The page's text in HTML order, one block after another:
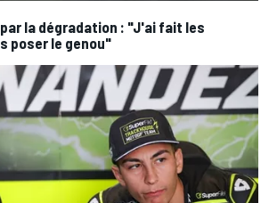
la dégradation : "J'ai fait les
poser le genou"